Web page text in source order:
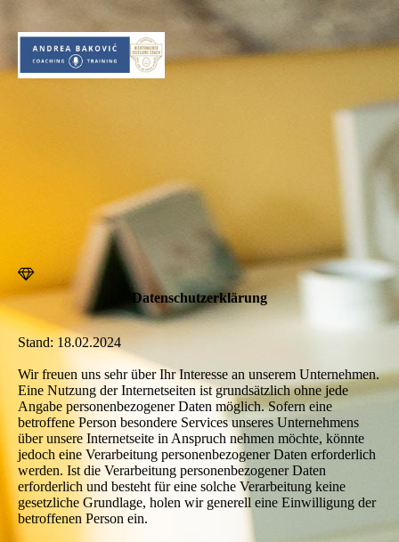
Datenschutzerklärung
Stand: 18.02.2024
Wir freuen uns sehr über Ihr Interesse an unserem Unternehmen.
Eine Nutzung der Internetseiten ist grundsätzlich ohne jede
Angabe personenbezogener Daten möglich. Sofern eine
betroffene Person besondere Services unseres Unternehmens
über unsere Internetseite in Anspruch nehmen möchte, könnte
jedoch eine Verarbeitung personenbezogener Daten erforderlich
werden. Ist die Verarbeitung personenbezogener Daten
erforderlich und besteht für eine solche Verarbeitung keine
gesetzliche Grundlage, holen wir generell eine Einwilligung der
betroffenen Person ein.